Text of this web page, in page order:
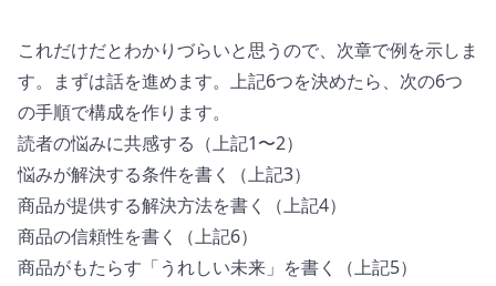
これだけだとわかりづらいと思うので、次章で例を示しま
す。まずは話を進めます。上記6つを決めたら、次の6つ
の手順で構成を作ります。
読者の悩みに共感する（上記1〜2）
悩みが解決する条件を書く（上記3）
商品が提供する解決方法を書く（上記4）
商品の信頼性を書く（上記6）
商品がもたらす「うれしい未来」を書く（上記5）